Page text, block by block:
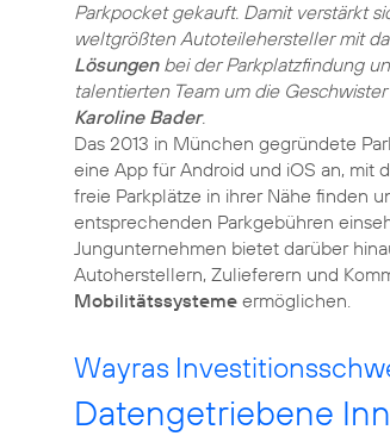
Parkpocket gekauft. Damit verstärkt
weltgrößten Autoteilehersteller mit
Lösungenbei der Parkplatzfindung
talentierten Team um die Geschwister
Karoline Bader.
Das 2013 in München gegründete
eine App für Android und iOS an, mit
freie Parkplätze in ihrer Nähe finden
entsprechenden Parkgebühren
Jungunternehmen bietet darüber
Autoherstellern, Zulieferern und
Mobilitätssysteme ermöglichen.
Wayras
Datengetriebene